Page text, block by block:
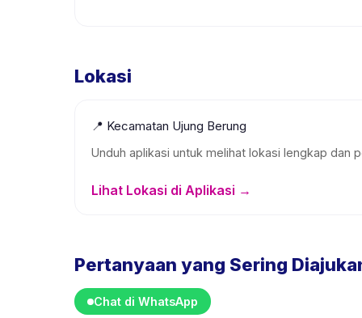
Lokasi
📍 Kecamatan Ujung Berung
Unduh aplikasi untuk melihat lokasi lengkap dan
Lihat Lokasi di Aplikasi →
Pertanyaan yang Sering
Chat di WhatsApp